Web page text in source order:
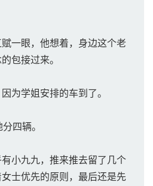
一眼，他想着，身边这个老
包接过来。
为学姐安排的车到了。
四辆。
小九九，推来推去留了几个
士优先的原则，最后还是先